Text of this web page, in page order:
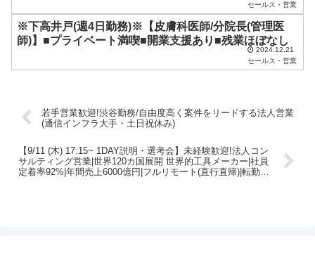
セールス・営業
※下高井戸(週4日勤務)※【皮膚科医師/分院長(管理医
師)】■プライベート満喫■開業支援あり■残業ほぼなし
2024.12.21
セールス・営業
若手営業歓迎!渋谷勤務/自由度高く案件をリードする法人営業
(通信インフラ大手・土日祝休み)
【9/11 (木) 17:15~ 1DAY説明・選考会】未経験歓迎!法人コン
サルティング営業|世界120カ国展開 世界的工具メーカー|社員
定着率92%|年間売上6000億円|フルリモート(直行直帰)|転勤無